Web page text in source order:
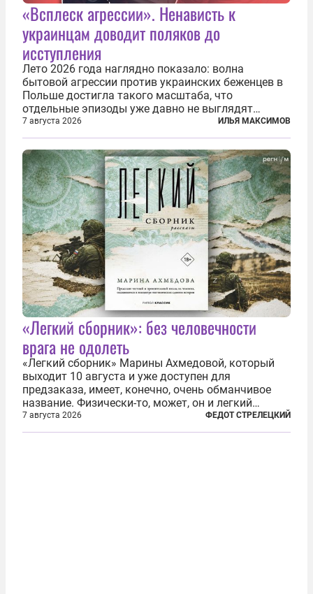
«Всплеск агрессии». Ненависть к
украинцам доводит поляков до
исступления
Лето 2026 года наглядно показало: волна
бытовой агрессии против украинских беженцев в
Польше достигла такого масштаба, что
отдельные эпизоды уже давно не выглядят
случайными. Поляки, судя по происходящему,
буквально теряют рассудок от ненависти к
украинским беженцам, и каждый новый случай
по-своему...
7 августа 2026 ИЛЬЯ МАКСИМОВ
«Легкий сборник»: без человечности
врага не одолеть
«Легкий сборник» Марины Ахмедовой, который
выходит 10 августа и уже доступен для
предзаказа, имеет, конечно, очень обманчивое
название. Физически-то, может, он и легкий
относительно. Но метафизически —
безотносительно тяжелый. Десять рассказов,
7 августа 2026 ФЕДОТ СТРЕЛЕЦКИЙ